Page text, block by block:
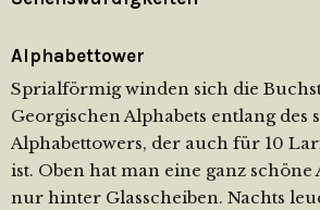
Alphabettower
Sprialförmig winden sich die
Georgischen Alphabets entlang des
Alphabettowers, der auch für 10
ist. Oben hat man eine ganz schöne
nur hinter Glasscheiben. Nachts